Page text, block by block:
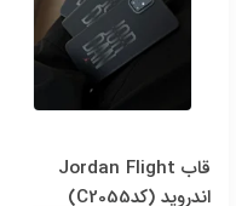
قاب Jordan Flight
اندروید (کدC2055)